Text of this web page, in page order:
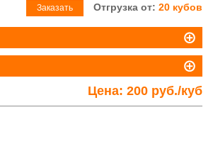
Заказать Отгрузка от: 20 кубов
Цена: 200 руб./куб